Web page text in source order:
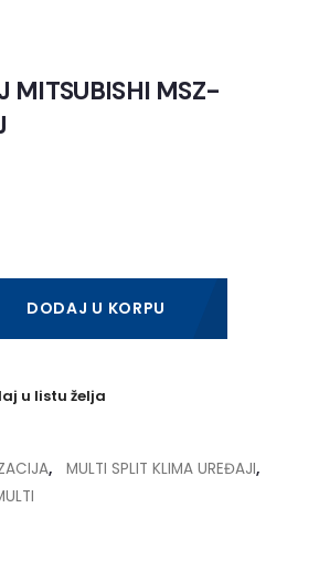
MITSUBISHI MSZ-
DODAJ U KORPU
u listu želja
, MULTI SPLIT KLIMA UREĐAJI,